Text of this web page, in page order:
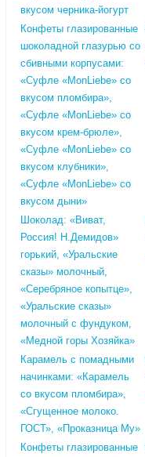
вкусом черника-йогурт
Конфеты глазированные
шоколадной глазурью со
сбивными корпусами:
«Суфле «MonLiebe» со
вкусом пломбира»,
«Суфле «MonLiebe» со
вкусом крем-брюле»,
«Суфле «MonLiebe» со
вкусом клубники»,
«Суфле «MonLiebe» со
вкусом дыни»
Шоколад: «Виват,
Россия! Н.Демидов»
горький, «Уральские
сказы» молочный,
«Серебряное копытце»,
«Уральские сказы»
молочный с фундуком,
«Медной горы Хозяйка»
Карамель с помадными
начинками: «Карамель
со вкусом пломбира»,
«Сгущенное молоко.
ГОСТ», «Проказница Му»
Конфеты глазированные